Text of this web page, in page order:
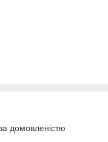
домовленістю